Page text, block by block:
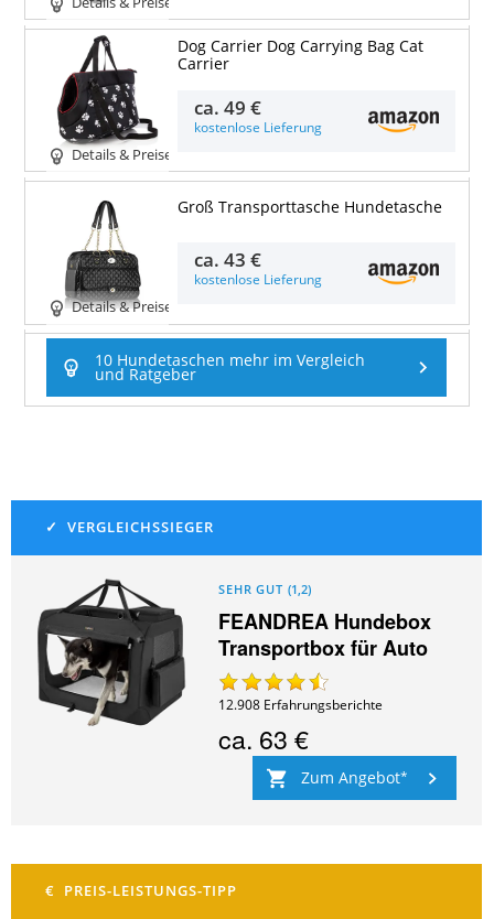
Details & Preise
Dog Carrier Dog Carrying Bag Cat
Carrier
ca.49 €
kostenlose Lieferung
Details & Preise
Groß Transporttasche Hundetasche
ca.43 €
kostenlose Lieferung
10 Hundetaschen mehr im Vergleich
und Ratgeber
SEHR GUT (1,2)
FEANDREA Hundebox
Transportbox für Auto
12.908 Erfahrungsberichte
ca. 63 €
Zum Angebot